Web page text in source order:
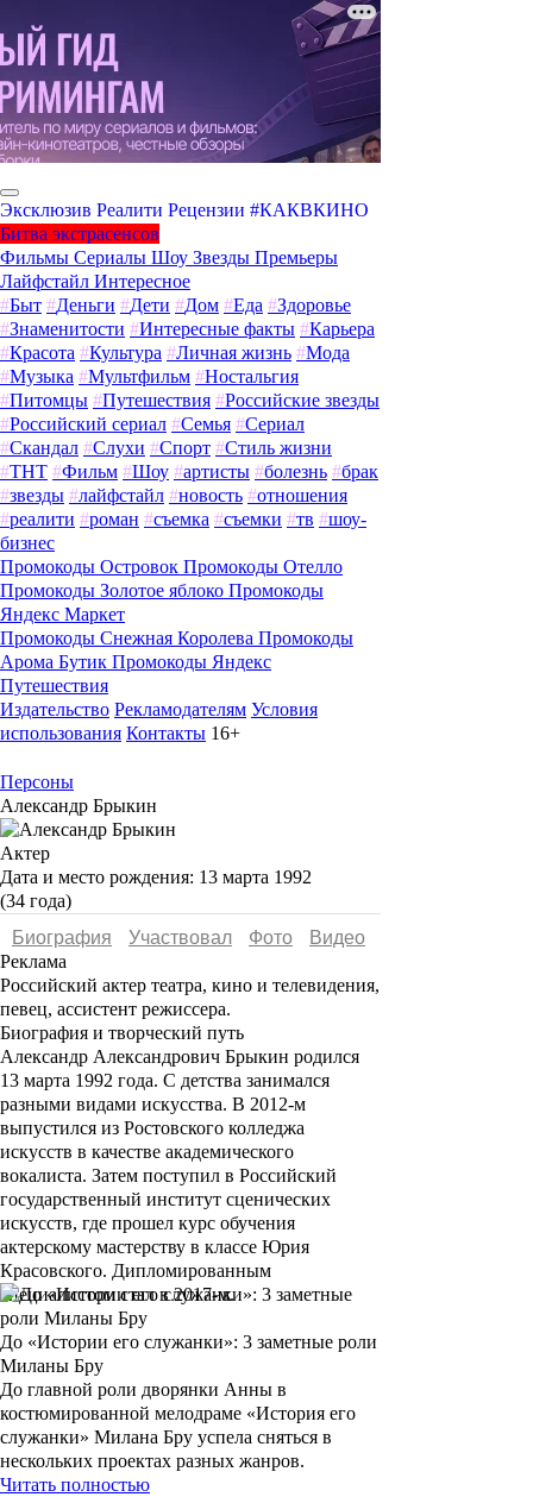
Эксклюзив Реалити Рецензии #КАКВКИНО
Битва экстрасенсов
Фильмы Сериалы Шоу Звезды Премьеры
Лайфстайл Интересное
#Быт #Деньги #Дети #Дом #Еда #Здоровье
#Знаменитости #Интересные факты #Карьера
#Красота #Культура #Личная жизнь #Мода
#Музыка #Мультфильм #Ностальгия
#Питомцы #Путешествия #Российские звезды
#Российский сериал #Семья #Сериал
#Скандал #Слухи #Спорт #Стиль жизни
#ТНТ #Фильм #Шоу #артисты #болезнь #брак
#звезды #лайфстайл #новость #отношения
#реалити #роман #съемка #съемки #тв #шоу-
бизнес
Промокоды Островок Промокоды Отелло
Промокоды Золотое яблоко Промокоды
Яндекс Маркет
Промокоды Снежная Королева Промокоды
Арома Бутик Промокоды Яндекс
Путешествия
Издательство Рекламодателям Условия
использования Контакты 16+
Персоны
Александр Брыкин
Актер
Дата и место рождения: 13 марта 1992
(34 года)
Биография
Участвовал Фото
Видеo
Реклама
Российский актер театра, кино и телевидения,
певец, ассистент режиссера.
Биография и творческий путь
Александр Александрович Брыкин родился
13 марта 1992 года. С детства занимался
разными видами искусства. В 2012-м
выпустился из Ростовского колледжа
искусств в качестве академического
вокалиста. Затем поступил в Российский
государственный институт сценических
искусств, где прошел курс обучения
актерскому мастерству в классе Юрия
Красовского. Дипломированным
специалистом стал в 2017-м.
До «Истории его служанки»: 3 заметные роли
Миланы Бру
До главной роли дворянки Анны в
костюмированной мелодраме «История его
служанки» Милана Бру успела сняться в
нескольких проектах разных жанров.
Читать полностью